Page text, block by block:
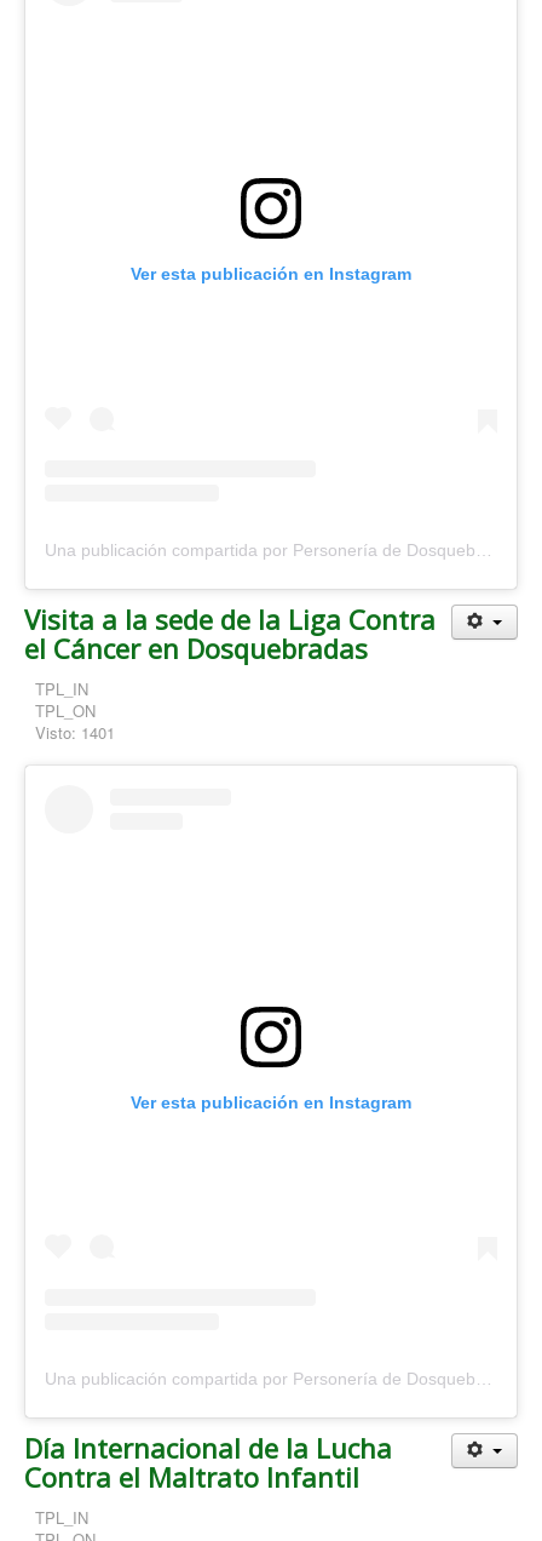
Ver esta publicación en Instagram
Una publicación compartida por Personería de Dosquebradas (@personeriadosquebradas)
Visita a la sede de la Liga Contra
el Cáncer en Dosquebradas
TPL_IN
TPL_ON
Visto: 1401
Ver esta publicación en Instagram
Día Internacional de la Lucha
Contra el Maltrato Infantil
TPL_IN